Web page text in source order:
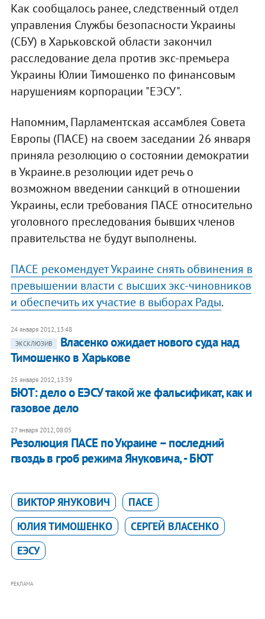
Как сообщалось ранее, следственный отдел
управления Службы безопасности Украины
(СБУ) в Харьковской области закончил
расследование дела против экс-премьера
Украины Юлии Тимошенко по финансовым
нарушениям корпорации "ЕЭСУ".
Напомним, Парламентская ассамблея Совета
Европы (ПАСЕ) на своем заседании 26 января
приняла резолюцию о состоянии демократии
в Украине.в резолюции идет речь о
возможном введении санкций в отношении
Украины, если требования ПАСЕ относительно
уголовного преследования бывших членов
правительства не будут выполнены.
ПАСЕ рекомендует Украине снять обвинения в
превышении власти с высших экс-чиновников
и обеспечить их участие в выборах Рады.
24 января 2012, 13:48
ЭКСКЛЮЗИВ
Власенко ожидает нового суда над
Тимошенко в Харькове
25 января 2012, 13:39
​БЮТ: дело о ЕЭСУ такой же фальсификат, как и
газовое дело
27 января 2012, 08:05
Резолюция ПАСЕ по Украине – последний
гвоздь в гроб режима Януковича, - БЮТ
ВИКТОР ЯНУКОВИЧ
ПАСЕ
ЮЛИЯ ТИМОШЕНКО
СЕРГЕЙ ВЛАСЕНКО
ЕЭСУ
РЕКЛАМА